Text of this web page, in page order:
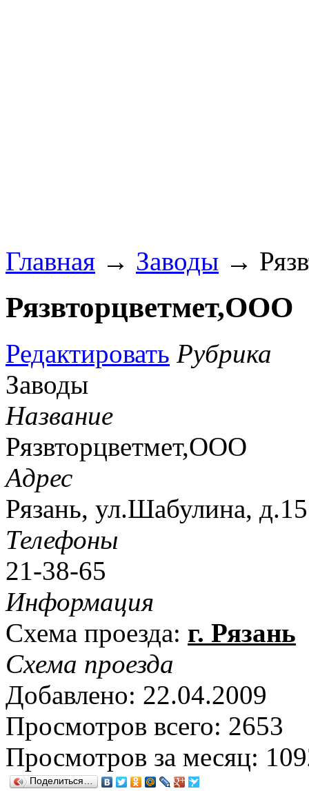
Главная → Заводы →
Рязвторцветмет,ООО
Редактировать Рубрика
Заводы
Название
Рязвторцветмет,ООО
Адрес
Рязань, ул.Шабулина, д.15
Телефоны
21-38-65
Информация
Схема проезда: г. Рязань
Схема проезда
Добавлено: 22.04.2009
Просмотров всего: 2653
Просмотров за месяц:
Поделиться…